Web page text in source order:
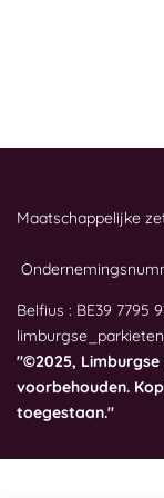
Maatschappelijke
Belfius : BE39
"©2025, Limburgse
voorbehouden.
toegestaan."